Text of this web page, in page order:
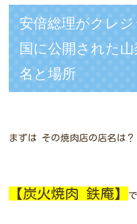
安倍総理がクレ
国に公開された
名と場所
まずは その焼肉店の店名は？
【炭火焼肉 鉄庵】